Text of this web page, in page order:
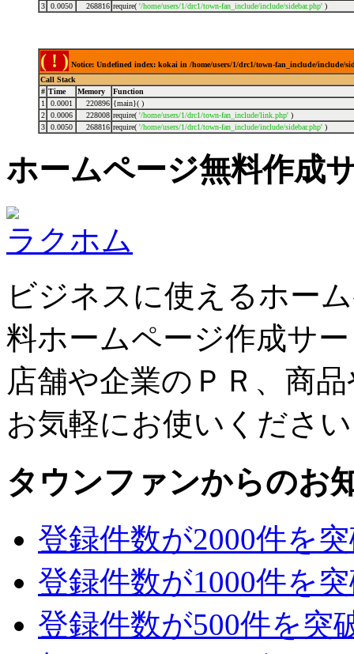
3
0.0050 268816 require( '/home/users/1/drc1/town-fan_include/include/sidebar.php' )
( ! ) Notice: Undefined index: kokai in /home/users/1/drc1/town-fan_include/include/
Call Stack
# Time Memory
Function
1
0.0001 220896 {main}( )
2
0.0006 228008 require( '/home/users/1/drc1/town-fan_include/link.php' )
3
0.0050 268816 require( '/home/users/1/drc1/town-fan_include/include/sidebar.php' )
ホームページ無料作成
ラクホム
ビジネスに使えるホー
料ホームページ作成サ
店舗や企業のＰＲ、商
お気軽にお使いくださ
タウンファンからのお
登録件数が2000件を
登録件数が1000件を
登録件数が500件を突